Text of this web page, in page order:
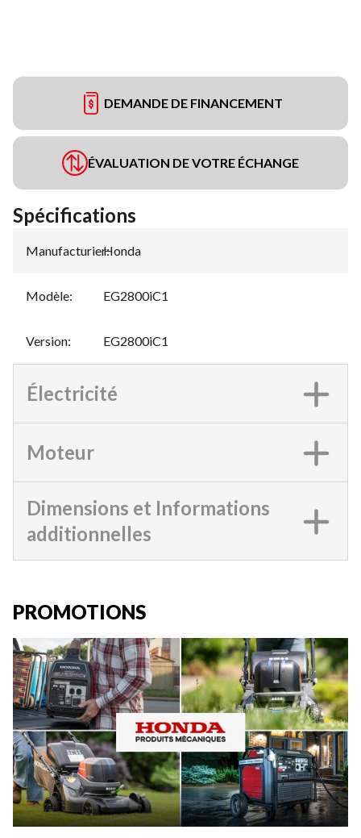
DEMANDE DE FINANCEMENT
ÉVALUATION DE VOTRE ÉCHANGE
Spécifications
Manufacturier:
Honda
Modèle: EG2800iC1
Version: EG2800iC1
Électricité
Moteur
Dimensions et Informations
additionnelles
PROMOTIONS